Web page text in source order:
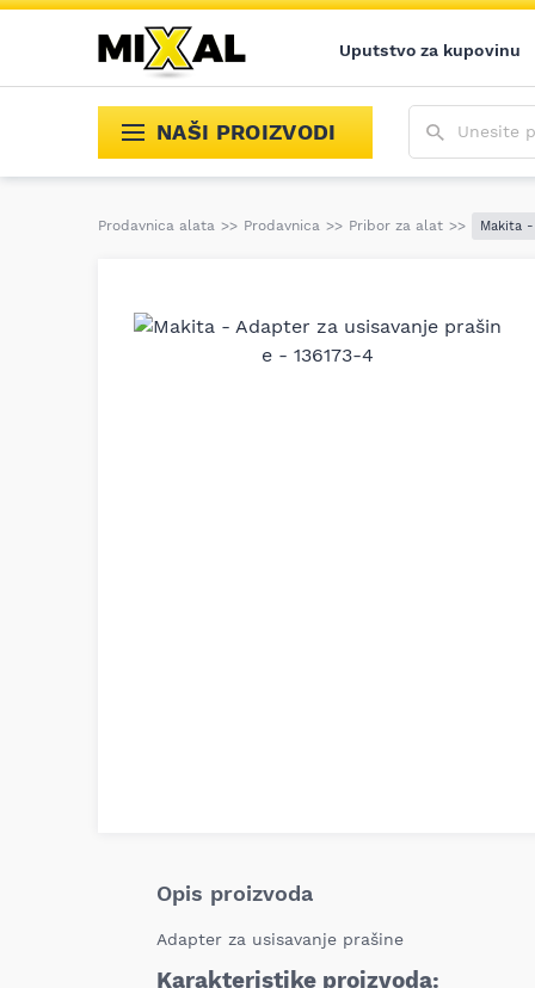
Uputstvo za kupovinu
NAŠI PROIZVODI
Prodavnica alata >> Prodavnica >> Pribor za alat >> Makita
Opis proizvoda
Adapter za usisavanje prašine
Karakteristike proizvoda: